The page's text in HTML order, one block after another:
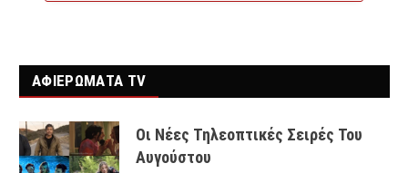
ΑΦΙΕΡΩΜΑΤΑ TV
Οι Νέες Τηλεοπτικές Σειρές Του
Αυγούστου